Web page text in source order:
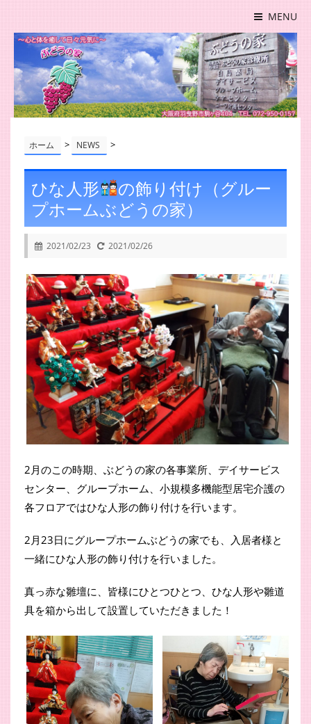
MENU
ホーム > NEWS >
ひな人形
の飾り付け（グルー
プホームぶどうの家）
2021/02/23 2021/02/26
2月のこの時期、ぶどうの家の各事業所、デイサービス
センター、グループホーム、小規模多機能型居宅介護の
各フロアではひな人形の飾り付けを行います。
2月23日にグループホームぶどうの家でも、入居者様と
一緒にひな人形の飾り付けを行いました。
真っ赤な雛壇に、皆様にひとつひとつ、ひな人形や雛道
具を箱から出して設置していただきました！